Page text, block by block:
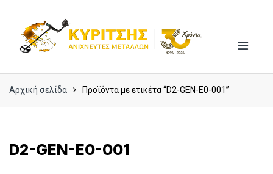
navigation
content
Αρχική σελίδα Προϊόντα με ετικέτα “D2-GEN-E0-001”
D2-GEN-E0-001